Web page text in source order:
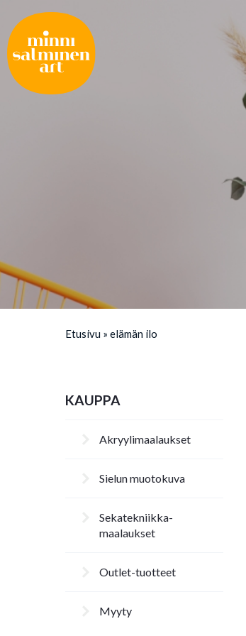
Etusivu » elämän ilo
KAUPPA
Akryylimaalaukset
Sielun muotokuva
Sekatekniikka-
maalaukset
Outlet-tuotteet
Myyty